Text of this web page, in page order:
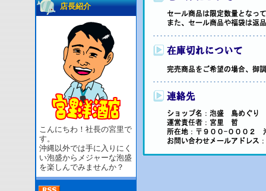
店長紹介
こんにちわ！社長の宮里で
す。
沖縄以外では手に入りにく
い泡盛からメジャーな泡盛
を楽しんでみませんか？